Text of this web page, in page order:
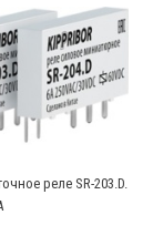
реле SR-203.D.